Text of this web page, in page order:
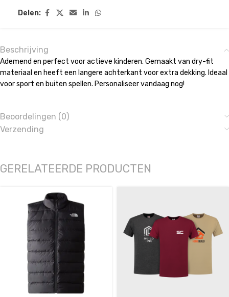
Delen:
Beschrijving
Ademend en perfect voor actieve kinderen. Gemaakt van dry-fit
materiaal en heeft een langere achterkant voor extra dekking. Ideaal
voor sport en buiten spellen. Personaliseer vandaag nog!
Beoordelingen (0)
Verzending
GERELATEERDE PRODUCTEN